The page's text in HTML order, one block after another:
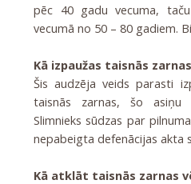
pēc 40 gadu vecuma,
vecumā no 50 – 80 gadiem.
Kā izpaužas taisnās
Šis audzēja veids parasti
taisnās zarnas, šo
Slimnieks sūdzas par
nepabeigta defenācijas akta
Kā atklāt taisnās zarnas